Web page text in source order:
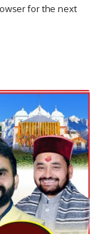
for the next